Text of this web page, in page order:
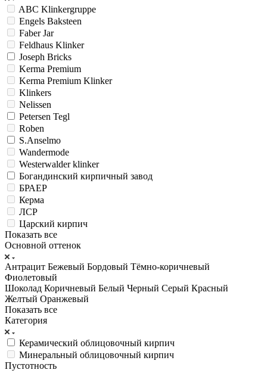
ABC Klinkergruppe
Engels Baksteen
Faber Jar
Feldhaus Klinker
Joseph Bricks
Kerma Premium
Kerma Premium Klinker
Klinkers
Nelissen
Petersen Tegl
Roben
S.Anselmo
Wandermode
Westerwalder klinker
Богандинский кирпичный завод
БРАЕР
Керма
ЛСР
Царский кирпич
Показать все
Основной оттенок
Антрацит Бежевый Бордовый Тёмно-коричневый
Фиолетовый
Шоколад Коричневый Белый Черный Серый Красный
Желтый Оранжевый
Показать все
Категория
Керамический облицовочный кирпич
Минеральный облицовочный кирпич
Пустотность